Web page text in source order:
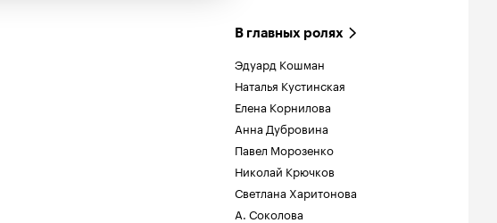
В главных ролях
Эдуард Кошман
Наталья Кустинская
Елена Корнилова
Анна Дубровина
Павел Морозенко
Николай Крючков
Светлана Харитонова
А. Соколова